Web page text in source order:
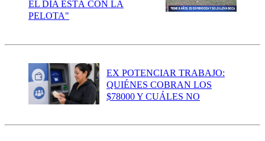
EL DÍA ESTÁ CON LA
PELOTA"
EX POTENCIAR TRABAJO:
QUIÉNES COBRAN LOS
$78000 Y CUÁLES NO